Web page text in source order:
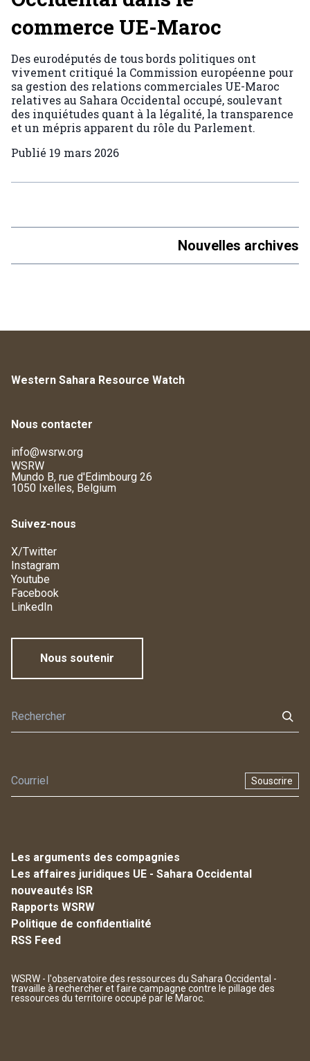
commerce UE-Maroc
Des eurodéputés de tous bords politiques ont
vivement critiqué la Commission européenne pour
sa gestion des relations commerciales UE-Maroc
relatives au Sahara Occidental occupé, soulevant
des inquiétudes quant à la légalité, la transparence
et un mépris apparent du rôle du Parlement.
Publié 19 mars 2026
Nouvelles archives
Western Sahara Resource Watch
Nous contacter
info@wsrw.org
WSRW
Mundo B, rue d'Edimbourg 26
1050 Ixelles, Belgium
Suivez-nous
X/Twitter
Instagram
Youtube
Facebook
LinkedIn
Nous soutenir
Souscrire
Les arguments des compagnies
Les affaires juridiques UE - Sahara Occidental
nouveautés ISR
Rapports WSRW
Politique de confidentialité
RSS Feed
WSRW - l'observatoire des ressources du Sahara Occidental -
travaille à rechercher et faire campagne contre le pillage des
ressources du territoire occupé par le Maroc.